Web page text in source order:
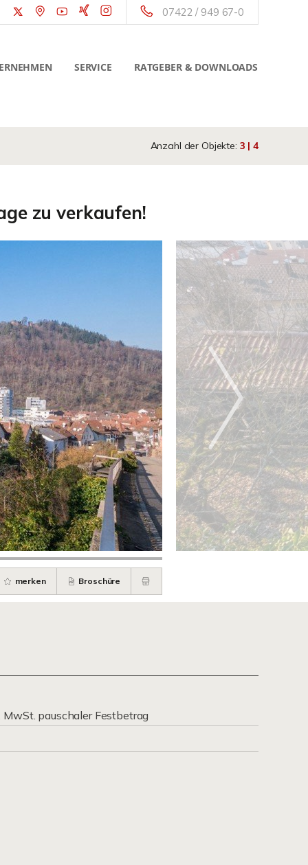
07422 / 949 67-0
SERVICE RATGEBER & DOWNLOADS
Anzahl der Objekte: 3 | 4
zu verkaufen!
merken Broschüre
pauschaler Festbetrag